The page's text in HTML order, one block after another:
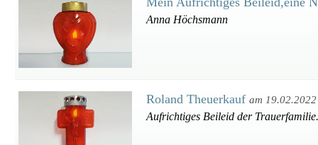
Anna Höchsmann
Roland Theuerkauf am 19.02.2022
Aufrichtiges Beileid der Trauerfamilie.